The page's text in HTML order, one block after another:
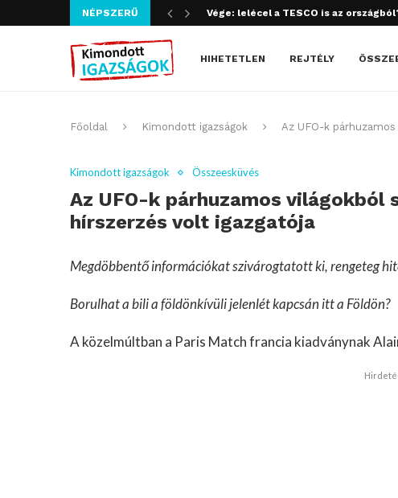
NÉPSZERŰ
HIHETETLEN REJTÉLY
Főoldal Kimondott igazságok Az UFO-k
Kimondott igazságok Összeesküvés
Az UFO-k párhuzamos világokból
hírszerzés volt igazgatója
Megdöbbentő információkat szivárogtatott ki, rengeteg
Borulhat a bili a földönkívüli jelenlét kapcsán itt a Földön?
A közelmúltban a Paris Match francia kiadványnak